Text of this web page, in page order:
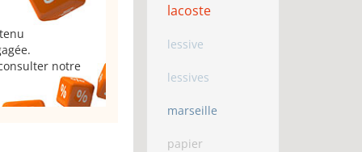
notre
lacoste
lessive
lessives
marseille
papier